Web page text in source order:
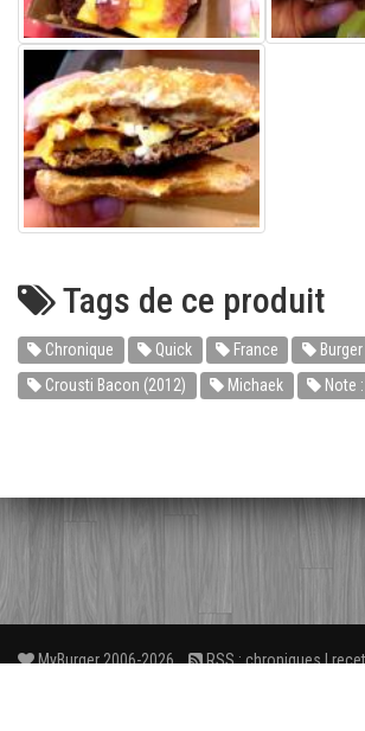
Tags de ce produit
Chronique Quick France
Crousti Bacon (2012)
Michaek Note
MyBurger 2006-2026 RSS :chroniques|